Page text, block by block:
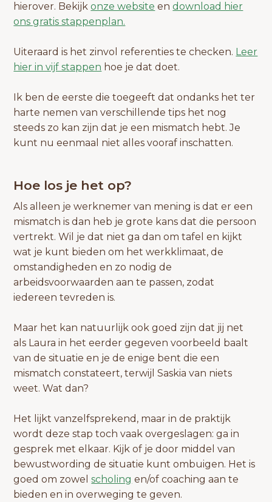
hierover. Bekijkonze website endownload hier
ons gratis stappenplan.
Uiteraard is het zinvol referenties te checken. Leer
hier in vijf stappen hoe je dat doet.
Ik ben de eerste die toegeeft dat ondanks het ter
harte nemen van verschillende tips het nog
steeds zo kan zijn dat je een mismatch hebt. Je
kunt nu eenmaal niet alles vooraf inschatten.
Hoe los je het op?
Als alleen je werknemer van mening is dat er een
mismatch is dan heb je grote kans dat die persoon
vertrekt. Wil je dat niet ga dan om tafel en kijkt
wat je kunt bieden om het werkklimaat, de
omstandigheden en zo nodig de
arbeidsvoorwaarden aan te passen, zodat
iedereen tevreden is.
Maar het kan natuurlijk ook goed zijn dat jij net
als Laura in het eerder gegeven voorbeeld baalt
van de situatie en je de enige bent die een
mismatch constateert, terwijl Saskia van niets
weet. Wat dan?
Het lijkt vanzelfsprekend, maar in de praktijk
wordt deze stap toch vaak overgeslagen: ga in
gesprek met elkaar. Kijk of je door middel van
bewustwording de situatie kunt ombuigen. Het is
goed om zowelscholing en/of coaching aan te
bieden en in overweging te geven.